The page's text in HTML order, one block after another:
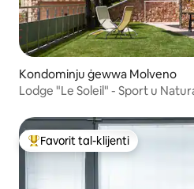
Kondominju ġewwa Molveno
Lodge "Le Soleil" - Sport u
Wieħed mill-aqwa favoriti tal-
Favorit tal-klijenti